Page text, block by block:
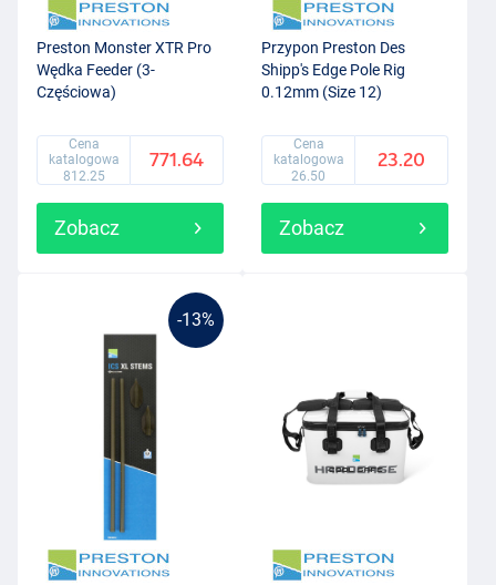
Preston Monster XTR Pro
Wędka Feeder (3-
Częściowa)
Cena
katalogowa
812.25
771.64
Zobacz
Przypon Preston Des
Shipp's Edge Pole Rig
0.12mm (Size 12)
Cena
katalogowa
26.50
23.20
Zobacz
-13%